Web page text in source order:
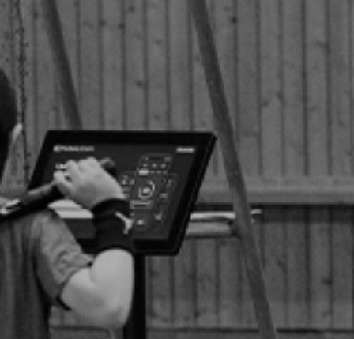
BREDD & MOTION
Om Verksamheten
Våra Spelnivåer
Tennispasset
Kurser
Privatlektioner
Privatlektioner fys
60+
Damsektionen
Övriga Aktiviteter
Vanliga Frågor
ELIT
Om Verksamheten
Filosofi
Tränarteam
Program
Vanliga Frågor
Föräldrautbildning